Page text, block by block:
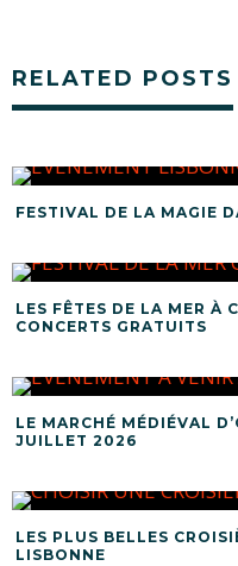
RELATED POSTS
FESTIVAL DE LA MAGIE
LES FÊTES DE LA MER À
CONCERTS GRATUITS
LE MARCHÉ MÉDIÉVAL
JUILLET 2026
LES PLUS BELLES
LISBONNE